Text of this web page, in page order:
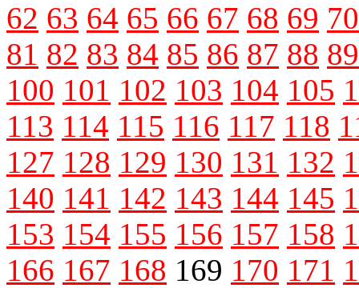
62 63 64 65 66 67 68 69 70
81 82 83 84 85 86 87 88 89
100 101 102 103 104 105
113 114 115 116 117 118
127 128 129 130 131 132
140 141 142 143 144 145
153 154 155 156 157 158
166 167 168 169 170 171